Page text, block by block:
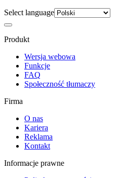
Select language
Produkt
Wersja webowa
Funkcje
FAQ
Społeczność tłumaczy
Firma
O nas
Kariera
Reklama
Kontakt
Informacje prawne